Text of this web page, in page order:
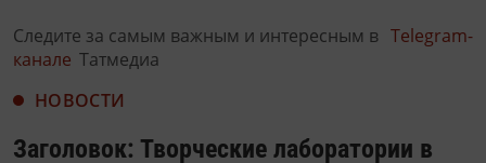
Следите за самым важным и интересным в Telegram-
канале Татмедиа
НОВОСТИ
Заголовок: Творческие лаборатории в